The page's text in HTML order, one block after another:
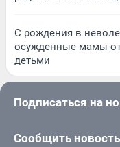
С рождения в
осужденные мамы
детьми
Подписаться на
Сообщить новость